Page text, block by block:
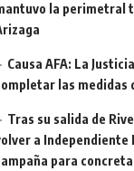
la perimetral
Causa AFA: La
las medidas
Tras su salida de
a Independiente
para